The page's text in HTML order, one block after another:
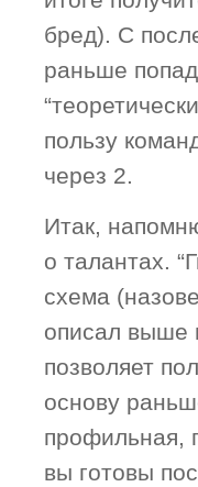
бред). С
раньше
пользу
через 2.
Итак,
о талантах.
схема
описал выше
позволяет
основу
профильная,
вы готовы